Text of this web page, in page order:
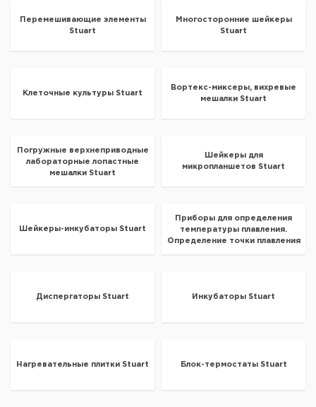
Перемешивающие элементы
Stuart
Многосторонние шейкеры
Stuart
Клеточные культуры Stuart
Вортекс-миксеры, вихревые
мешалки Stuart
Погружные верхнеприводные
лабораторные лопастные
мешалки Stuart
Шейкеры для
микропланшетов Stuart
Шейкеры-инкубаторы Stuart
Приборы для определения
температуры плавления.
Определение точки плавления
Диспергаторы Stuart Инкубаторы Stuart
Нагревательные плитки Stuart Блок-термостаты Stuart